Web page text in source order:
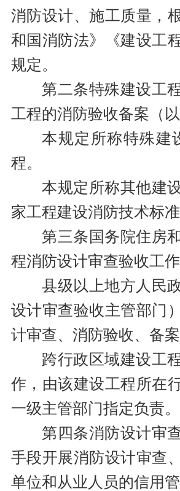
消防设计、施工质量，
和国消防法》《建设工
规定。
第二条特殊建设工
工程的消防验收备案（
本规定所称特殊建
程。
本规定所称其他建
家工程建设消防技术标
第三条国务院住房
程消防设计审查验收工作
县级以上地方人民
设计审查验收主管部门
计审查、消防验收、备案
跨行政区域建设工
作，由该建设工程所在
一级主管部门指定负责。
第四条消防设计审
手段开展消防设计审查
单位和从业人员的信用